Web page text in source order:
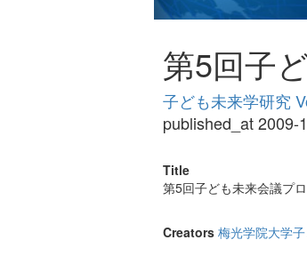
第5回子
子ども未来学研究
published_at 2009-
Title
第5回子ども未来会議プ
Creators 梅光学院大学